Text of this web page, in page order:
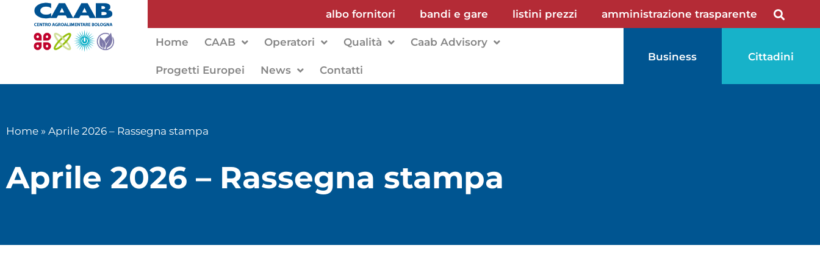
albo fornitori bandi e gare listini prezzi amministrazione trasparente
Home CAAB Operatori Qualità Caab Advisory
Progetti Europei News Contatti
Business Cittadini
Home » Aprile 2026 – Rassegna stampa
Aprile 2026 – Rassegna stampa